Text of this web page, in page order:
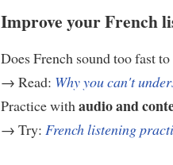
Improve your French
Does French sound too fast to
→ Read: Why you can't
Practice with audio and
→ Try: French listening